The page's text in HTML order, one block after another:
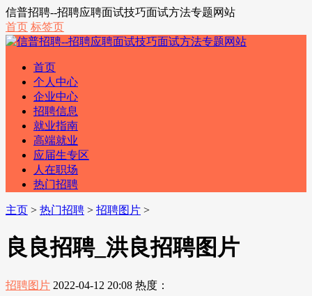
信普招聘--招聘应聘面试技巧面试方法专题网站
首页 标签页
首页
个人中心
企业中心
招聘信息
就业指南
高端就业
应届生专区
人在职场
热门招聘
主页 > 热门招聘 > 招聘图片 >
良良招聘_洪良招聘图片
招聘图片 2022-04-12 20:08 热度：